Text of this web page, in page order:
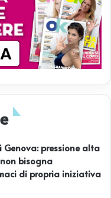
Genova: pressione alta
bisogna
di propria iniziativa